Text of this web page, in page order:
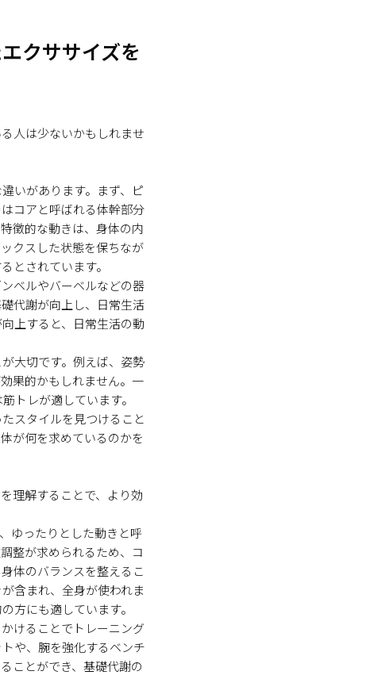
クササイズを
人は少ないかもしれませ
いがあります。まず、ピ
コアと呼ばれる体幹部分
徴的な動きは、身体の内
クスした状態を保ちなが
とされています。
ベルやバーベルなどの器
代謝が向上し、日常生活
上すると、日常生活の動
大切です。例えば、姿勢
果的かもしれません。一
トレが適しています。
スタイルを見つけること
が何を求めているのかを
理解することで、より効
ゆったりとした動きと呼
整が求められるため、コ
体のバランスを整えるこ
含まれ、全身が使われま
方にも適しています。
けることでトレーニング
や、腕を強化するベンチ
ことができ、基礎代謝の